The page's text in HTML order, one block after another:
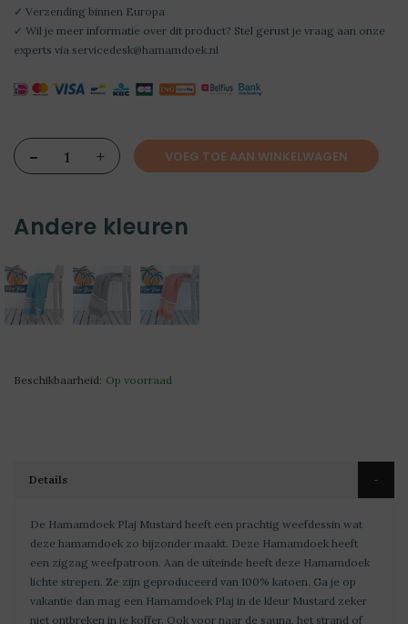
✓ Verzending binnen Europa
✓ Wil je meer informatie over dit product? Stel gerust je vraag aan onze
experts via servicedesk@hamamdoek.nl
- + VOEG TOE AAN WINKELWAGEN
Andere kleuren
Beschikbaarheid: Op voorraad
Details
De Hamamdoek Plaj Mustard heeft een prachtig weefdessin wat
deze hamamdoek zo bijzonder maakt. Deze Hamamdoek heeft
een zigzag weefpatroon. Aan de uiteinde heeft deze Hamamdoek
lichte strepen. Ze zijn geproduceerd van 100% katoen. Ga je op
vakantie dan mag een Hamamdoek Plaj in de kleur Mustard zeker
niet ontbreken in je koffer. Ook voor naar de sauna, het strand of